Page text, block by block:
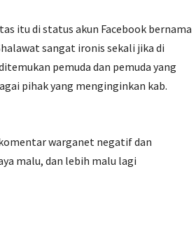
itu di status akun Facebook bernama
sangat ironis sekali jika di
pemuda dan pemuda yang
pihak yang menginginkan kab.
warganet negatif dan
malu, dan lebih malu lagi